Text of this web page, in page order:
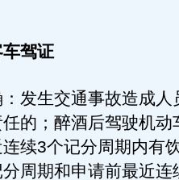
驾证
生交通事故造成人
的；醉酒后驾驶机动
续3个记分周期内有
周期和申请前最近连